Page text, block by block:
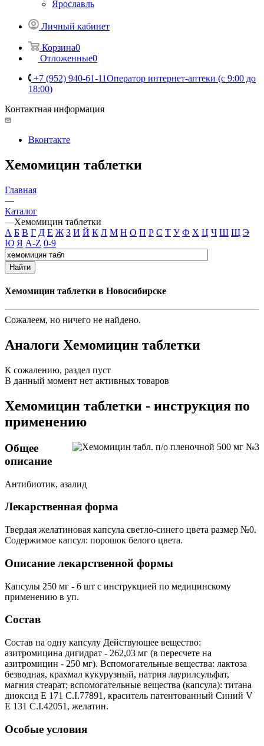
Ярославль
Личный кабинет
Корзина0
Отложенные0
+7 (952) 940-61-11Оператор интернет-аптеки (с 9:00 до
18:00)
Контактная информация
Вконтакте
Хемомицин таблетки
Главная
—
Каталог
—Хемомицин таблетки
А Б В Г Д Е Ж З И Й К Л М Н О П Р С Т У Ф Х Ц Ч Ш Щ Э
Ю Я A-Z 0-9
Найти
Хемомицин таблетки в Новосибирске
Сожалеем, но ничего не найдено.
Аналоги Хемомицин таблетки
К сожалению, раздел пуст
В данный момент нет активных товаров
Хемомицин таблетки - инструкция по
применению
Общее
описание
Антибиотик, азалид
Лекарственная форма
Твердая желатиновая капсула светло-синего цвета размер №0.
Содержимое капсул: порошок белого цвета.
Описание лекарственной формы
Капсулы 250 мг - 6 шт с инструкцией по медицинскому
применению в уп.
Состав
Состав на одну капсулу Действующее вещество:
азитромицина дигидрат - 262,03 мг (в пересчете на
азитромицин - 250 мг). Вспомогательные вещества: лактоза
безводная, крахмал кукурузный, натрия лаурилсульфат,
магния стеарат; вспомогательные вещества (капсула): титана
диоксид Е 171 C.I.77891, краситель патентованный Синий V
E 131 C.I.42051, желатин.
Особые условия